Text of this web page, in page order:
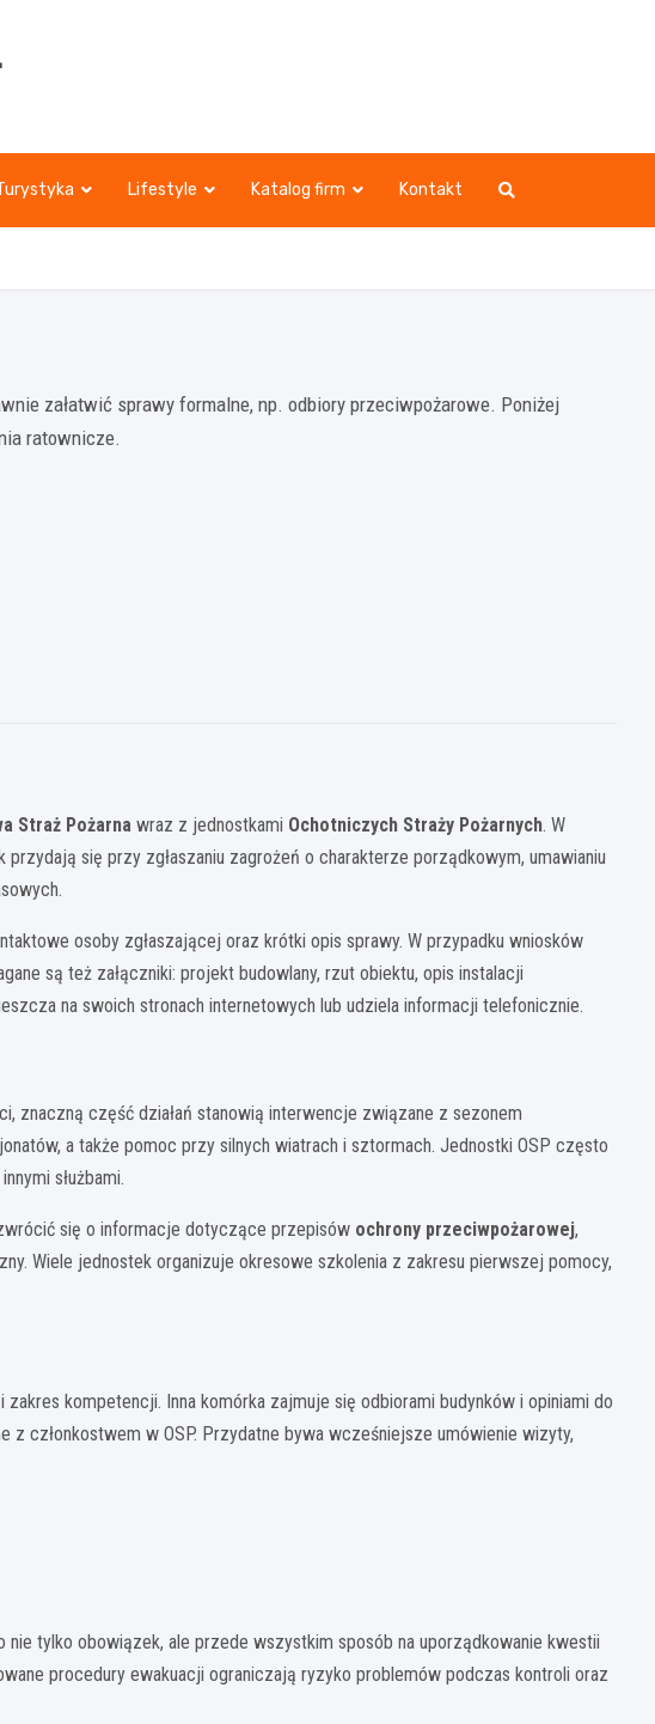
Lifestyle Katalog firm Kontakt
załatwić sprawy formalne, np. odbiory przeciwpożarowe. Poniżej
ratownicze.
Straż Pożarna wraz z jednostkami Ochotniczych Straży Pożarnych. W
się przy zgłaszaniu zagrożeń o charakterze porządkowym, umawianiu
osoby zgłaszającej oraz krótki opis sprawy. W przypadku wniosków
są też załączniki: projekt budowlany, rzut obiektu, opis instalacji
na swoich stronach internetowych lub udziela informacji telefonicznie.
znaczną część działań stanowią interwencje związane z sezonem
a także pomoc przy silnych wiatrach i sztormach. Jednostki OSP często
służbami.
się o informacje dotyczące przepisów ochrony przeciwpożarowej,
Wiele jednostek organizuje okresowe szkolenia z zakresu pierwszej pomocy,
kompetencji. Inna komórka zajmuje się odbiorami budynków i opiniami do
członkostwem w OSP. Przydatne bywa wcześniejsze umówienie wizyty,
tylko obowiązek, ale przede wszystkim sposób na uporządkowanie kwestii
procedury ewakuacji ograniczają ryzyko problemów podczas kontroli oraz